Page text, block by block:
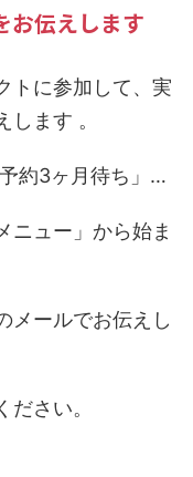
お伝えします
トに参加して、実
ます 。
約3ヶ月待ち」…
ニュー」から始ま
メールでお伝えし
さい。